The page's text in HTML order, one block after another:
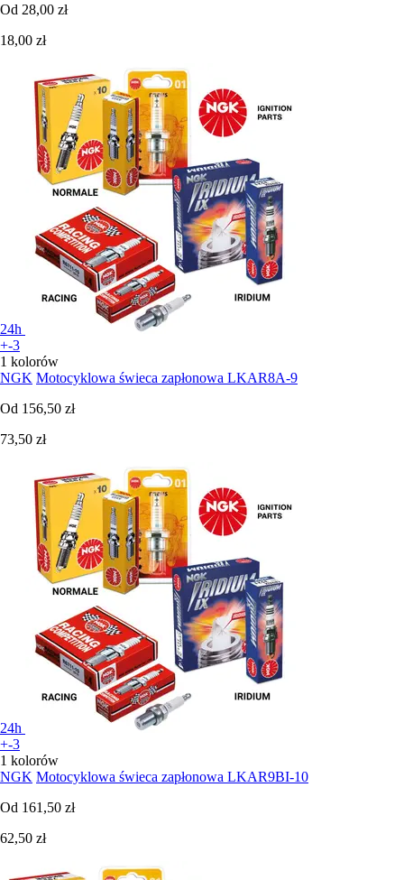
Od 28,00 zł
18,00 zł
24h
+-3
1 kolorów
NGK Motocyklowa świeca zapłonowa LKAR8A-9
Od 156,50 zł
73,50 zł
24h
+-3
1 kolorów
NGK Motocyklowa świeca zapłonowa LKAR9BI-10
Od 161,50 zł
62,50 zł